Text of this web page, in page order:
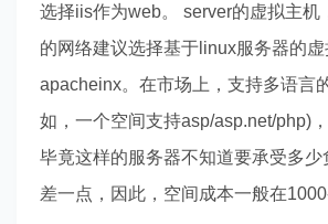
选择iis作为web。 server的虚拟主机
的网络建议选择基于linux服务器的
apacheinx。在市场上，支持多语言
如，一个空间支持asp/asp.net/php)
毕竟这样的服务器不知道要承受多少
差一点，因此，空间成本一般在